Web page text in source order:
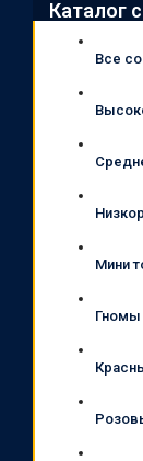
Каталог
Все
Мини
Гномы